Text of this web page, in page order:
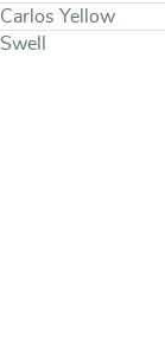
Carlos Yellow
Swell